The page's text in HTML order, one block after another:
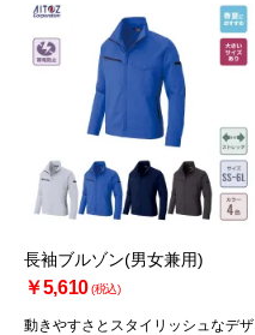
長袖ブルゾン(男女兼用)
￥5,610(税込)
動きやすさとスタイリッシュなデザ